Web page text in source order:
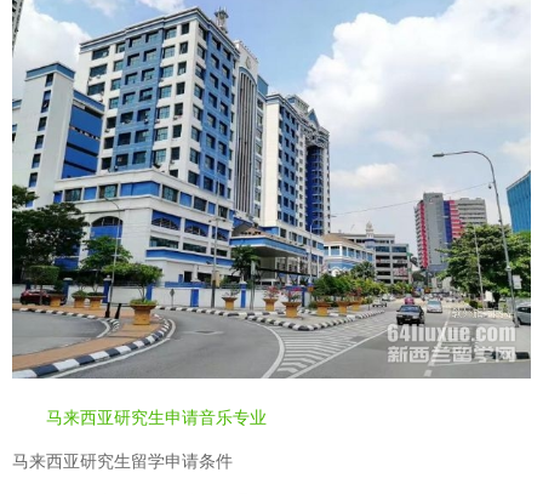
马来西亚研究生申请音乐专业
马来西亚研究生留学申请条件